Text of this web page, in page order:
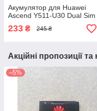
Акумулятор для Huawei
Ascend Y511-U30 Dual Sim
233 ₴ 245 ₴
Акційні пропозиції
–5%